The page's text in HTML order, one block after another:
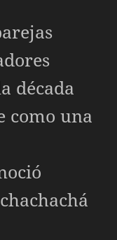
década
como una